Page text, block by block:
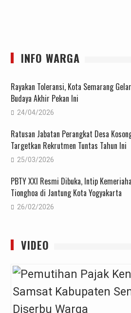
INFO WARGA
Rayakan Toleransi, Kota Semarang
Budaya Akhir Pekan Ini
24/04/2026
Ratusan Jabatan Perangkat Desa
Targetkan Rekrutmen Tuntas Tahun Ini
25/03/2026
PBTY XXI Resmi Dibuka, Intip
Tionghoa di Jantung Kota Yogyakarta
26/02/2026
VIDEO